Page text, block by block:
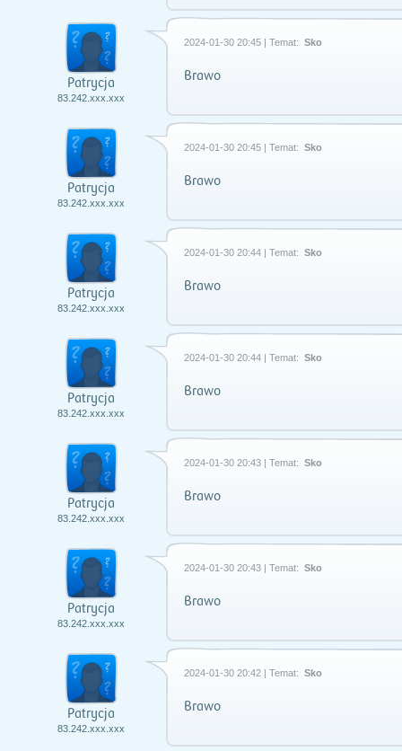
Patrycja
83.242.xxx.xxx
2024-01-30 20:45 | Temat: Sko
Brawo
Patrycja
83.242.xxx.xxx
2024-01-30 20:45 | Temat: Sko
Brawo
Patrycja
83.242.xxx.xxx
2024-01-30 20:44 | Temat: Sko
Brawo
Patrycja
83.242.xxx.xxx
2024-01-30 20:44 | Temat: Sko
Brawo
Patrycja
83.242.xxx.xxx
2024-01-30 20:43 | Temat: Sko
Brawo
Patrycja
83.242.xxx.xxx
2024-01-30 20:43 | Temat: Sko
Brawo
Patrycja
83.242.xxx.xxx
2024-01-30 20:42 | Temat: Sko
Brawo